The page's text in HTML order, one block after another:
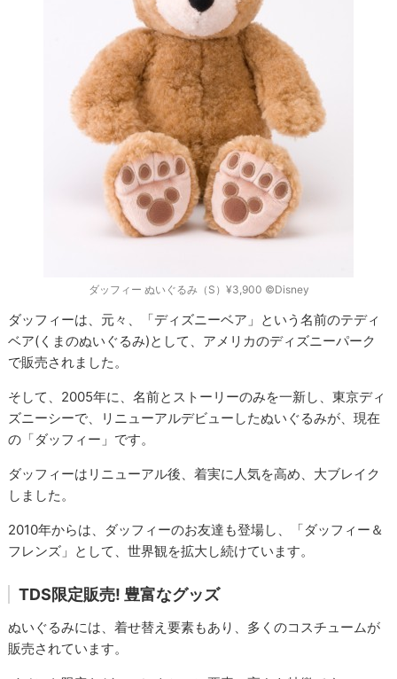
ダッフィー ぬいぐるみ（S）¥3,900 ©Disney
ダッフィーは、元々、「ディズニーベア」という名前のテディ
ベア(くまのぬいぐるみ)として、アメリカのディズニーパーク
で販売されました。
そして、2005年に、名前とストーリーのみを一新し、東京ディ
ズニーシーで、リニューアルデビューしたぬいぐるみが、現在
の「ダッフィー」です。
ダッフィーはリニューアル後、着実に人気を高め、大ブレイク
しました。
2010年からは、ダッフィーのお友達も登場し、「ダッフィー＆
フレンズ」として、世界観を拡大し続けています。
TDS限定販売! 豊富なグッズ
ぬいぐるみには、着せ替え要素もあり、多くのコスチュームが
販売されています。